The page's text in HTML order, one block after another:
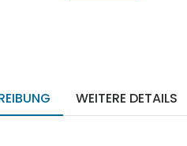
WEITERE DETAILS